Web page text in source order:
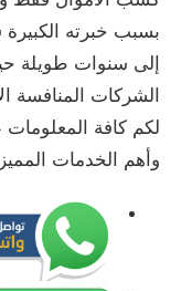
بسبب خبرته
إلى سنوات طويلة
الشركات المنافسة
لكم كافة
وأهم الخدمات